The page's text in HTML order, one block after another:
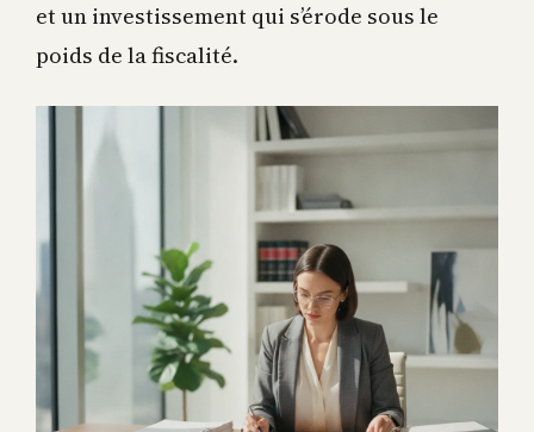
et un investissement qui s’érode sous le
poids de la fiscalité.